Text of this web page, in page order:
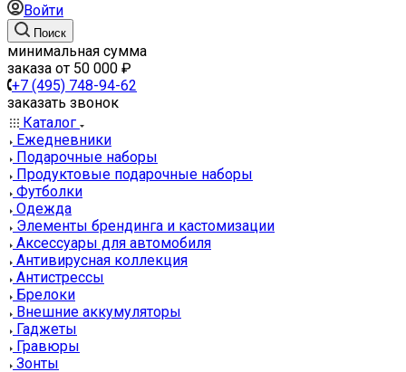
Войти
Поиск
минимальная сумма
заказа от 50 000 ₽
+7 (495) 748-94-62
заказать звонок
Каталог
Ежедневники
Подарочные наборы
Продуктовые подарочные наборы
Футболки
Одежда
Элементы брендинга и кастомизации
Аксессуары для автомобиля
Антивирусная коллекция
Антистрессы
Брелоки
Внешние аккумуляторы
Гаджеты
Гравюры
Зонты